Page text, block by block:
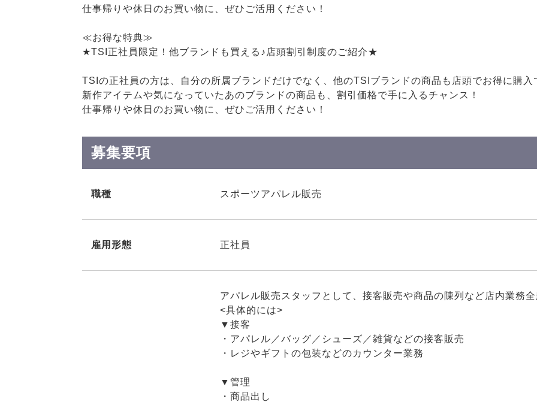
仕事帰りや休日のお買い物に、ぜひご活用ください！
≪お得な特典≫
★TSI正社員限定！他ブランドも買える♪店頭割引制度のご紹介★
TSIの正社員の方は、自分の所属ブランドだけでなく、他のTSIブランドの商品も店頭でお得に購入
新作アイテムや気になっていたあのブランドの商品も、割引価格で手に入るチャンス！
仕事帰りや休日のお買い物に、ぜひご活用ください！
募集要項
職種 スポーツアパレル販売
雇用形態 正社員
アパレル販売スタッフとして、接客販売や商品の陳列など店内業務全
<具体的には>
▼接客
・アパレル／バッグ／シューズ／雑貨などの接客販売
・レジやギフトの包装などのカウンター業務
▼管理
・商品出し